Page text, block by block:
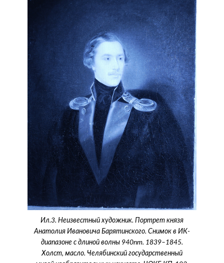
Ил.3. Неизвестный художник. Портрет князя
Анатолия Ивановича Барятинского. Снимок в ИК-
диапазоне с длиной волны 940nm. 1839–1845.
Холст, масло. Челябинский государственный